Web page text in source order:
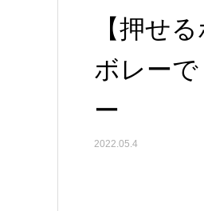
【押せ
ボレー
ー
2022.05.4